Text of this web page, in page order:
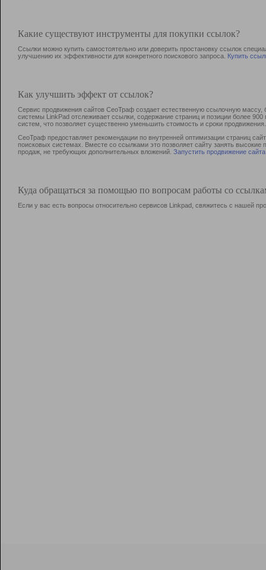
Какие существуют инструменты для покупки ссылок?
Ссылки можно купить самостоятельно или доверить простановку ссылок
улучшению их эффективности для конкретного поискового запроса. Купить
Как улучшить эффект от ссылок?
Сервис продвижения сайтов СеоТраф создает естественную ссылочную
системы LinkPad отслеживает ссылки, содержание страниц и позиции более
систем, что позволяет существенно уменьшить стоимость и сроки продвижения.
СеоТраф предоставляет рекомендации по внутренней оптимизации страниц
поисковых системах. Вместе со ссылками это позволяет сайту занять
продаж, не требующих дополнительных вложений. Запустить продвижение сайта
Куда обращаться за помощью по вопросам работы со
Если у вас есть вопросы относительно сервисов Linkpad, свяжитесь с нашей